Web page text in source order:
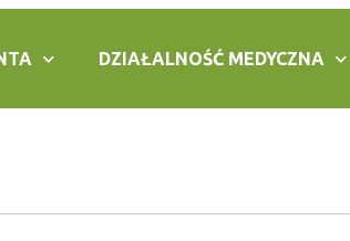
DZIAŁALNOŚĆ MEDYCZNA